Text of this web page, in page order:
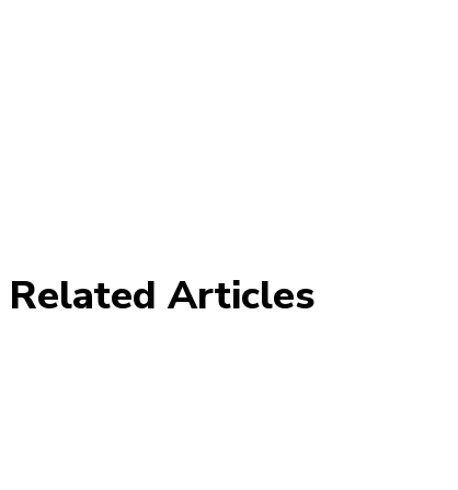
Related Articles